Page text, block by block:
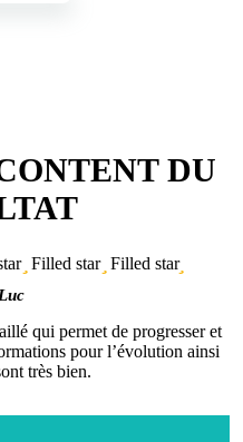
DU
Filled star Filled star
qui permet de progresser et
pour l’évolution ainsi
très bien.